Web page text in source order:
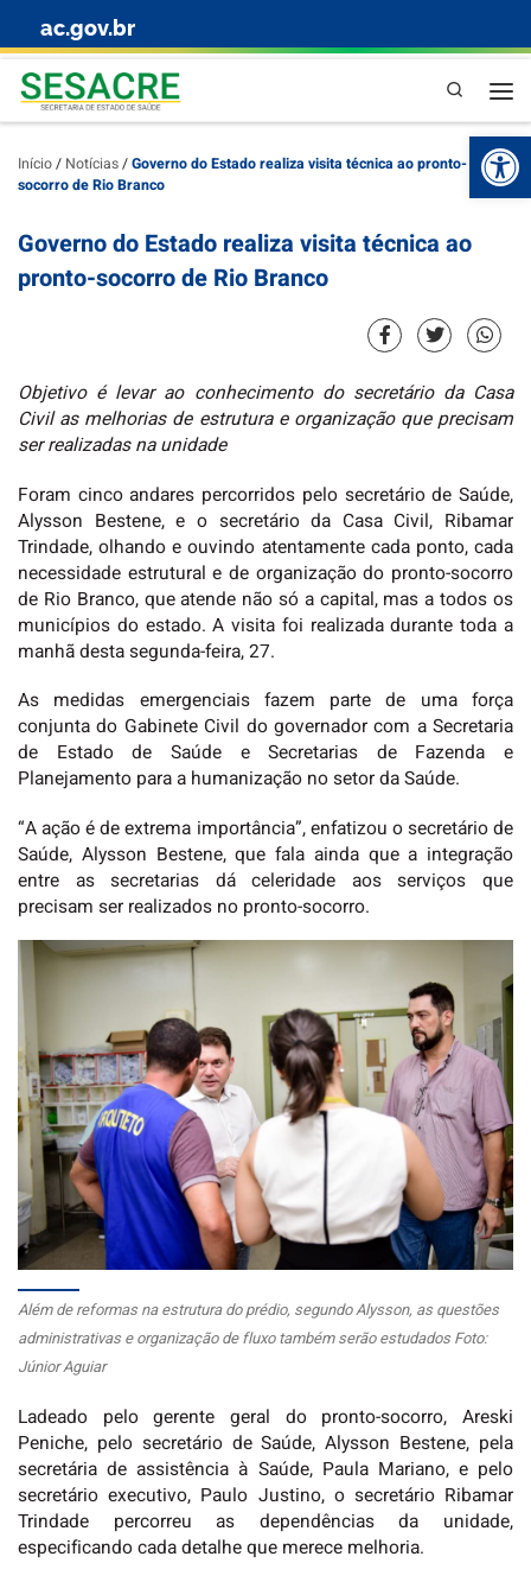
Skip to content
ac.gov.br
Pesquisa
Início/ Notícias/Governo do Estado realiza visita técnica ao pronto-
socorro de Rio Branco
Governo do Estado realiza visita técnica ao
pronto-socorro de Rio Branco
Objetivo é levar ao conhecimento do secretário da Casa
Civil as melhorias de estrutura e organização que precisam
ser realizadas na unidade
Foram cinco andares percorridos pelo secretário de Saúde,
Alysson Bestene, e o secretário da Casa Civil, Ribamar
Trindade, olhando e ouvindo atentamente cada ponto, cada
necessidade estrutural e de organização do pronto-socorro
de Rio Branco, que atende não só a capital, mas a todos os
municípios do estado. A visita foi realizada durante toda a
manhã desta segunda-feira, 27.
As medidas emergenciais fazem parte de uma força
conjunta do Gabinete Civil do governador com a Secretaria
de Estado de Saúde e Secretarias de Fazenda e
Planejamento para a humanização no setor da Saúde.
“A ação é de extrema importância”, enfatizou o secretário de
Saúde, Alysson Bestene, que fala ainda que a integração
entre as secretarias dá celeridade aos serviços que
precisam ser realizados no pronto-socorro.
Além de reformas na estrutura do prédio, segundo Alysson, as questões
administrativas e organização de fluxo também serão estudados Foto:
Júnior Aguiar
Ladeado pelo gerente geral do pronto-socorro, Areski
Peniche, pelo secretário de Saúde, Alysson Bestene, pela
secretária de assistência à Saúde, Paula Mariano, e pelo
secretário executivo, Paulo Justino, o secretário Ribamar
Trindade percorreu as dependências da unidade,
especificando cada detalhe que merece melhoria.